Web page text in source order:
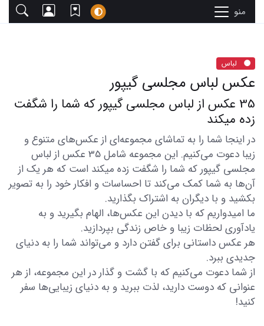
منو
لباس
عکس لباس مجلسی گیپور
35 عکس از لباس مجلسی گیپور که شما را شگفت
زده میکند
در اینجا شما را به تماشای مجموعه‌ای از عکس‌های متنوع و
زیبا دعوت می‌کنیم. این مجموعه شامل 35 عکس از لباس
مجلسی گیپور که شما را شگفت زده میکند است که هر یک از
آن‌ها به شما کمک می‌کند تا احساسات و افکار خود را به تصویر
بکشید و با دیگران به اشتراک بگذارید.
ما امیدواریم که با دیدن این عکس‌ها، الهام بگیرید و به
یادآوری لحظات زیبا و خاص زندگی بپردازید.
هر عکس داستانی برای گفتن دارد و می‌تواند شما را به دنیای
جدیدی ببرد.
از شما دعوت می‌کنیم که با گشت و گذار در این مجموعه، از هر
عنوانی که دوست دارید، لذت ببرید و به دنیای زیبایی‌ها سفر
کنید!